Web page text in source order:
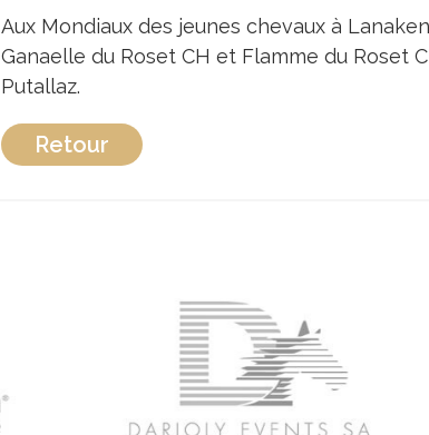
Aux Mondiaux des jeunes chevaux à
Ganaelle du Roset CH et Flamme du Roset
Putallaz.
Retour